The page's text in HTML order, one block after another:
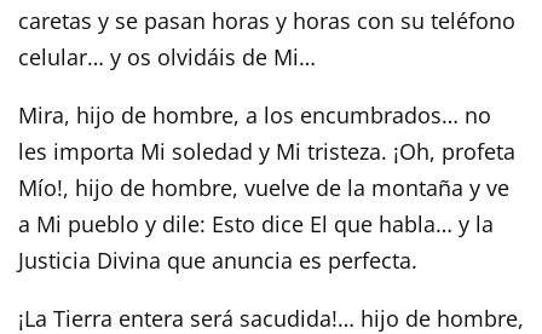
caretas y se pasan horas y horas con su teléfono
celular… y os olvidáis de Mi…
Mira, hijo de hombre, a los encumbrados… no
les importa Mi soledad y Mi tristeza. ¡Oh, profeta
Mío!, hijo de hombre, vuelve de la montaña y ve
a Mi pueblo y dile: Esto dice El que habla… y la
Justicia Divina que anuncia es perfecta.
¡La Tierra entera será sacudida!… hijo de hombre,